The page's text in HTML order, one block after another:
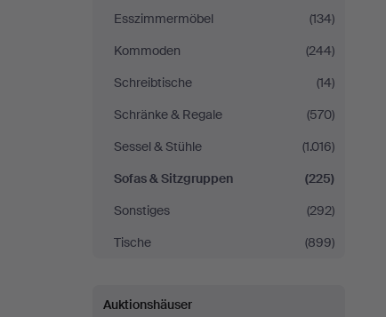
Höganäs
Auktionsverk
Esszimmermöbel
(134)
Kommoden
(244)
Schreibtische
(14)
Schränke & Regale
(570)
Sessel & Stühle
(1.016)
Sofas & Sitzgruppen
(225)
Sonstiges
(292)
Tische
(899)
Auktionshäuser